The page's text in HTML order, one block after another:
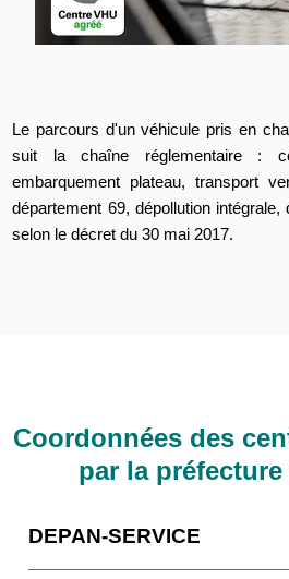
Le parcours d'un véhicule pris en
suit la chaîne réglementaire :
embarquement plateau, transport
département 69, dépollution
selon le décret du 30 mai 2017.
Coordonnées des
par la
DEPAN-SERVICE